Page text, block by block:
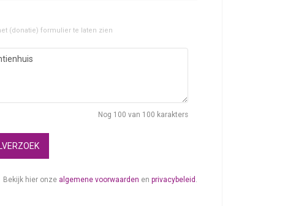
(donatie) formulier te laten zien
Nog 100 van 100 karakters
Bekijk hier onze algemene voorwaarden en privacybeleid .